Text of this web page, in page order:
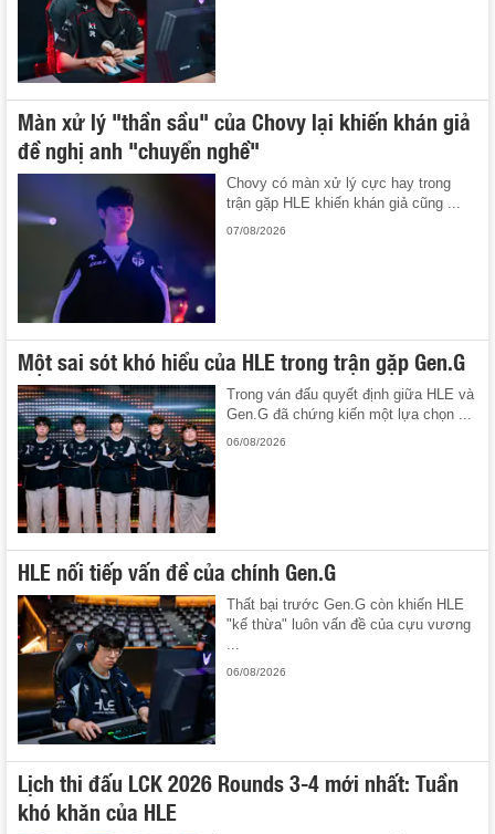
Màn xử lý "thần sầu" của Chovy lại khiến khán giả
đề nghị anh "chuyển nghề"
Chovy có màn xử lý cực hay trong
trận gặp HLE khiến khán giả cũng ...
07/08/2026
Một sai sót khó hiểu của HLE trong trận gặp Gen.G
Trong ván đấu quyết định giữa HLE và
Gen.G đã chứng kiến một lựa chọn ...
06/08/2026
HLE nối tiếp vấn đề của chính Gen.G
Thất bại trước Gen.G còn khiến HLE
"kế thừa" luôn vấn đề của cựu vương
...
06/08/2026
Lịch thi đấu LCK 2026 Rounds 3-4 mới nhất: Tuần
khó khăn của HLE